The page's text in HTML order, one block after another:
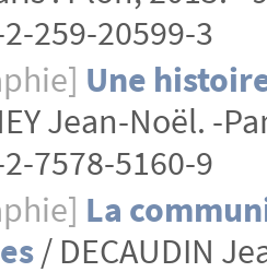
259-20599-3
Une
Jean-Noël. -
7578-5160-9
La
/ DECAUDIN